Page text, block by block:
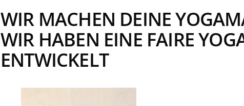
WIR MACHEN DEINE
WIR HABEN EINE FAIRE
ENTWICKELT